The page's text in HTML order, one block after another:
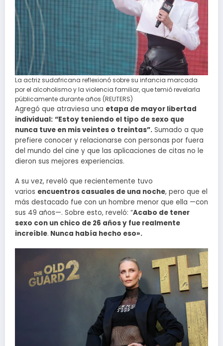
La actriz sudafricana reflexionó sobre su infancia marcada
por el alcoholismo y la violencia familiar, que temió revelarla
públicamente durante años (REUTERS)
Agregó que atraviesa una etapa de mayor libertad
individual: “Estoy teniendo el tipo de sexo que
nunca tuve en mis veintes o treintas”. Sumado a que
prefiere conocer y relacionarse con personas por fuera
del mundo del cine y que las aplicaciones de citas no le
dieron sus mejores experiencias.
A su vez, reveló que recientemente tuvo
varios encuentros casuales de una noche, pero que el
más destacado fue con un hombre menor que ella —con
sus 49 años—. Sobre esto, reveló: “Acabo de tener
sexo con un chico de 26 años y fue realmente
increíble. Nunca había hecho eso».